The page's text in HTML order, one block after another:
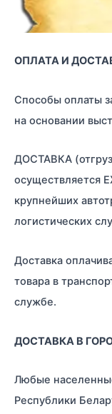
ОПЛАТА И
Способы оплаты
на основании
ДОСТАВКА
осуществляется
крупнейших
логистических
Доставка
товара в
службе.
ДОСТАВКА В
Любые
Республики